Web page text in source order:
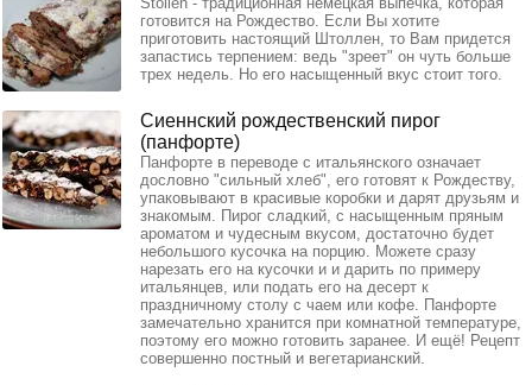
готовится на Рождество. Если Вы хотите
приготовить настоящий Штоллен, то Вам придется
запастись терпением: ведь "зреет" он чуть больше
трех недель. Но его насыщенный вкус стоит того.
Сиеннский рождественский пирог
(панфорте)
Панфорте в переводе с итальянского означает
дословно "сильный хлеб", его готовят к Рождеству,
упаковывают в красивые коробки и дарят друзьям и
знакомым. Пирог сладкий, с насыщенным пряным
ароматом и чудесным вкусом, достаточно будет
небольшого кусочка на порцию. Можете сразу
нарезать его на кусочки и и дарить по примеру
итальянцев, или подать его на десерт к
праздничному столу с чаем или кофе. Панфорте
замечательно хранится при комнатной температуре,
поэтому его можно готовить заранее. И ещё! Рецепт
совершенно постный и вегетарианский.